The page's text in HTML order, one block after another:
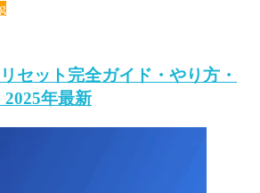
セット完全ガイド・やり方・
年最新